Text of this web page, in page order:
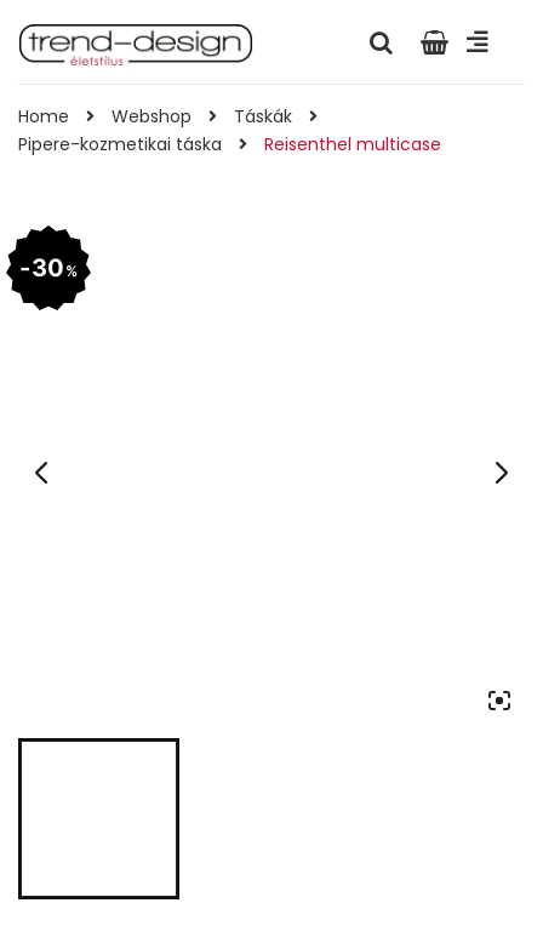
Home Webshop
Táskák
Pipere-kozmetikai táska
Reisenthel multicase
30%